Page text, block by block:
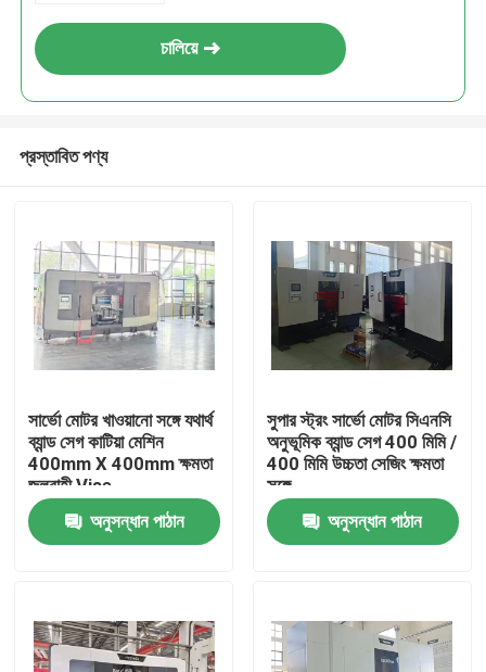
পণ্য
চালিয়ে
প্রস্তাবিত পণ্য
সার্ভো মোটর খাওয়ানো সঙ্গে যথার্থ
ব্যান্ড সেগ কাটিয়া মেশিন
400mm X 400mm ক্ষমতা
জলবাহী Vise
অনুসন্ধান পাঠান
সুপার স্ট্রং সার্ভো মোটর সিএনসি
অনুভূমিক ব্যান্ড সেগ 400 মিমি /
400 মিমি উচ্চতা সেজিং ক্ষমতা
সঙ্গে
অনুসন্ধান পাঠান